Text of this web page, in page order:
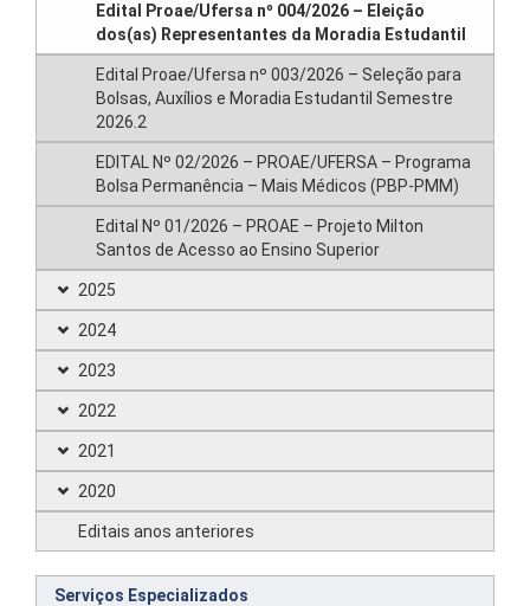
Edital Proae/Ufersa nº 004/2026 – Eleição
dos(as) Representantes da Moradia Estudantil
Edital Proae/Ufersa nº 003/2026 – Seleção para
Bolsas, Auxílios e Moradia Estudantil Semestre
2026.2
EDITAL Nº 02/2026 – PROAE/UFERSA – Programa
Bolsa Permanência – Mais Médicos (PBP-PMM)
Edital Nº 01/2026 – PROAE – Projeto Milton
Santos de Acesso ao Ensino Superior
2025
2024
2023
2022
2021
2020
Editais anos anteriores
Serviços Especializados